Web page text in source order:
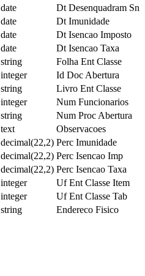
date
Dt Desenquadram Sn
date
Dt Imunidade
date
Dt Isencao Imposto
date
Dt Isencao Taxa
string
Folha Ent Classe
integer
Id Doc Abertura
string
Livro Ent Classe
integer
Num Funcionarios
string
Num Proc Abertura
text
Observacoes
decimal(22,2) Perc Imunidade
decimal(22,2) Perc Isencao Imp
decimal(22,2) Perc Isencao Taxa
integer
Uf Ent Classe Item
integer
Uf Ent Classe Tab
string Endereco Fisico